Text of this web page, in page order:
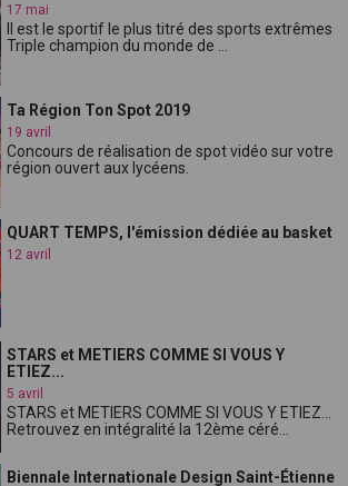
17 mai
Il est le sportif le plus titré des sports extrêmes
Triple champion du monde de ...
Ta Région Ton Spot 2019
19 avril
Concours de réalisation de spot vidéo sur votre
région ouvert aux lycéens.
QUART TEMPS, l'émission dédiée au basket
12 avril
STARS et METIERS COMME SI VOUS Y
ETIEZ...
5 avril
STARS et METIERS COMME SI VOUS Y ETIEZ...
Retrouvez en intégralité la 12ème céré...
Biennale Internationale Design Saint-Étienne